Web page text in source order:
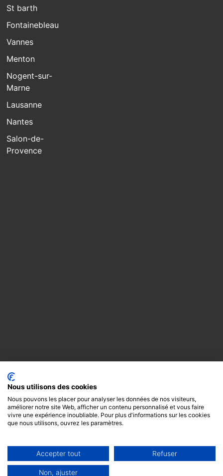
St barth
Fontainebleau
Vannes
Menton
Nogent-sur-
Marne
Lausanne
Nantes
Salon-de-
Provence
Copyright
© 2024 -
GODOT &
Mentions
Nous utilisons des cookies
Nous pouvons les placer pour analyser les données de nos visiteurs,
améliorer notre site Web, afficher un contenu personnalisé et vous faire
vivre une expérience inoubliable. Pour plus d'informations sur les cookies
que nous utilisons, ouvrez les paramètres.
Accepter tout Refuser
Non, ajuster